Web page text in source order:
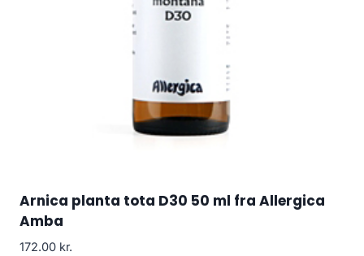
Arnica planta tota D30 50 ml fra Allergica
Amba
172.00 kr.